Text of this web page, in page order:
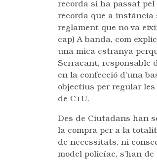
recorda si ha passat pel
recorda que a instància
reglament que no va
cap) A banda, com
una mica estranya
Serracant, responsable
en la confecció d’una
objectius per regular les
de C+U.
Des de Ciutadans han
la compra per a la
de necessitats, ni
model policíac, s’han